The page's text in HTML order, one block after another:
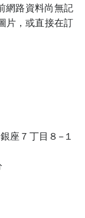
網路資料尚無記
片，或直接在訂
座７丁目８−１